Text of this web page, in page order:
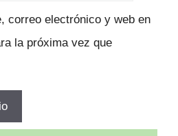
correo electrónico y web en
la próxima vez que